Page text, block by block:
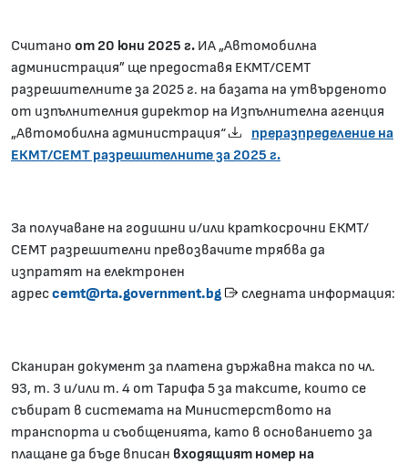
Считано от 20 юни 2025 г. ИА „Автомобилна
администрация” ще предоставя ЕКМТ/СЕМТ
разрешителните за 2025г. на базата на утвърденото
от изпълнителния директор на Изпълнителна агенция
„Автомобилна администрация“
преразпределение на
ЕКМТ/СЕМТ разрешителните за 2025 г.
За получаване на годишни и/или краткосрочни ЕКМТ/
СЕМТ разрешителни превозвачите трябва да
изпратят на електронен
адресcemt@rta.government.bg следната информация:
Сканиран документ за платена държавна такса по чл.
93, т. 3 и/или т. 4 от Тарифа 5 за таксите, които се
събират в системата на Министерството на
транспорта и съобщенията, като в основанието за
плащане да бъде вписан входящият номер на